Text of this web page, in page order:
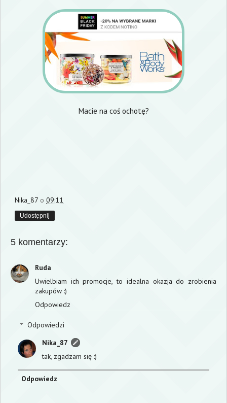
Macie na coś ochotę?
Nika_87 o 09:11
Udostępnij
5 komentarzy:
Ruda
Uwielbiam ich promocje, to idealna okazja do zrobienia
zakupów :)
Odpowiedz
Odpowiedzi
Nika_87
tak, zgadzam się :)
Odpowiedz